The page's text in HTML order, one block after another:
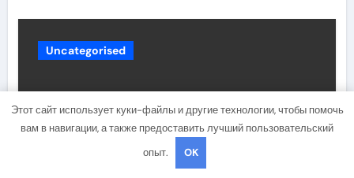
глубины человеческой
сущности
Uncategorised
Этот сайт использует куки-файлы и другие технологии, чтобы помочь
вам в навигации, а также предоставить лучший пользовательский
опыт.
OK